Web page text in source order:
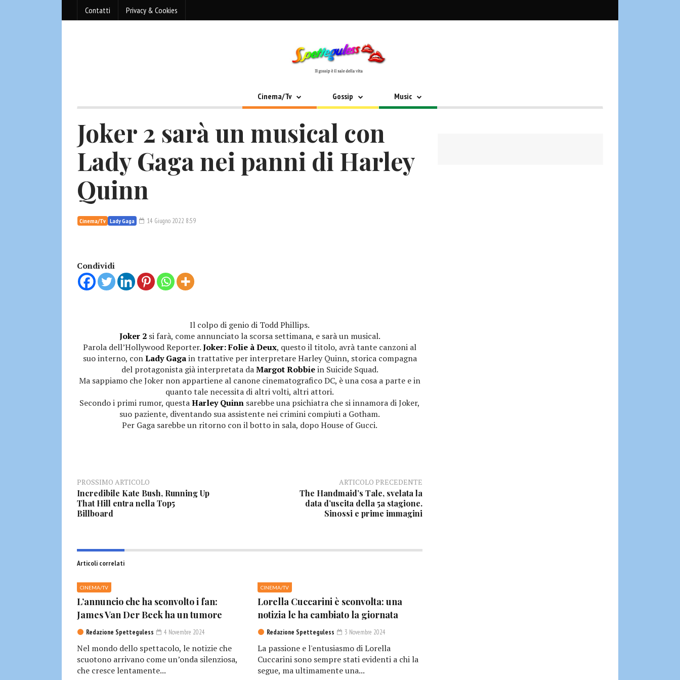
Contatti Privacy & Cookies
Cinema/Tv Gossip Music
Joker 2 sarà un musical con
Lady Gaga nei panni di Harley
Quinn
Cinema/Tv Lady Gaga 14 Giugno 2022 8:59
Condividi
Il colpo di genio di Todd Phillips.
Joker 2si farà, come annunciato la scorsa settimana, e sarà un musical.
Parola dell’Hollywood Reporter.Joker: Folie à Deux, questo il titolo, avrà tante canzoni al
suo interno, conLady Gagain trattative per interpretare Harley Quinn, storica compagna
del protagonista già interpretata daMargot Robbiein Suicide Squad.
Ma sappiamo che Joker non appartiene al canone cinematografico DC, è una cosa a parte e in
quanto tale necessita di altri volti, altri attori.
Secondo i primi rumor, questaHarley Quinn sarebbe una psichiatra che si innamora di Joker,
suo paziente, diventando sua assistente nei crimini compiuti a Gotham.
Per Gaga sarebbe un ritorno con il botto in sala, dopo House of Gucci.
PROSSIMO ARTICOLO
Incredibile Kate Bush, Running Up
That Hill entra nella Top5
Billboard
ARTICOLO PRECEDENTE
The Handmaid’s Tale, svelata la
data d’uscita della 5a stagione.
Sinossi e prime immagini
Articoli correlati
CINEMA/TV
L’annuncio che ha sconvolto i fan:
James Van Der Beek ha un tumore
Redazione Spetteguless 4 Novembre 2024
Nel mondo dello spettacolo, le notizie che
scuotono arrivano come un’onda silenziosa,
che cresce lentamente...
CINEMA/TV
Lorella Cuccarini è sconvolta: una
notizia le ha cambiato la giornata
Redazione Spetteguless 3 Novembre 2024
La passione e l'entusiasmo di Lorella
Cuccarini sono sempre stati evidenti a chi la
segue, ma ultimamente una...